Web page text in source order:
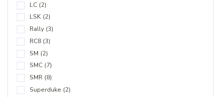
LC (2)
LSK (2)
Rally (3)
RC8 (3)
SM (2)
SMC (7)
SMR (8)
Superduke (2)